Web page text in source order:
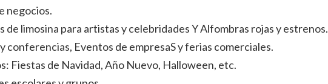
negocios.
limosina para artistas y celebridades Y Alfombras rojas y estrenos.
Eventos de empresaS y ferias comerciales.
Fiestas de Navidad, Año Nuevo, Halloween, etc.